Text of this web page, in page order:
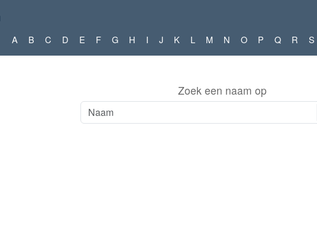
A B C D E F G H I J K L M N O P Q R S
Zoek een naam op